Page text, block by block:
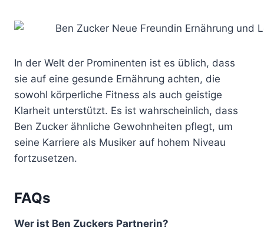
In der Welt der Prominenten ist es üblich, dass
sie auf eine gesunde Ernährung achten, die
sowohl körperliche Fitness als auch geistige
Klarheit unterstützt. Es ist wahrscheinlich, dass
Ben Zucker ähnliche Gewohnheiten pflegt, um
seine Karriere als Musiker auf hohem Niveau
fortzusetzen.
FAQs
Wer ist Ben Zuckers Partnerin?